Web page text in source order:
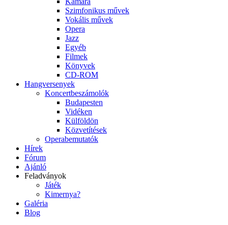
Szimfonikus művek
Vokális művek
Opera
Jazz
Egyéb
Filmek
Könyvek
CD-ROM
Hangversenyek
Koncertbeszámolók
Budapesten
Vidéken
Külföldön
Közvetítések
Operabemutatók
Hírek
Fórum
Ajánló
Feladványok
Játék
Kimernya?
Galéria
Blog